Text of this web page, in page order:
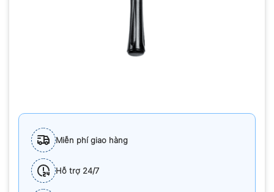
Miễn phí giao hàng
Hỗ trợ 24/7